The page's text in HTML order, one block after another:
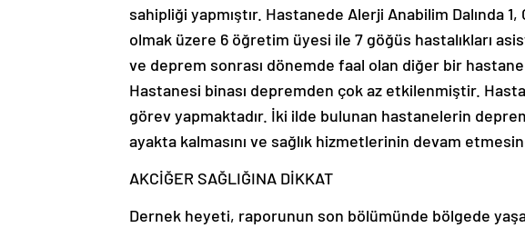
sahipliği yapmıştır. Hastanede Alerji Anabilim Dalında 1,
olmak üzere 6 öğretim üyesi ile 7 göğüs hastalıkları
ve deprem sonrası dönemde faal olan diğer bir
Hastanesi binası depremden çok az etkilenmiştir.
görev yapmaktadır. İki ilde bulunan hastanelerin
ayakta kalmasını ve sağlık hizmetlerinin devam
AKCİĞER SAĞLIĞINA DİKKAT
Dernek heyeti, raporunun son bölümünde bölgede